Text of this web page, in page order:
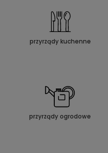
przyrządy kuchenne
przyrządy ogrodowe